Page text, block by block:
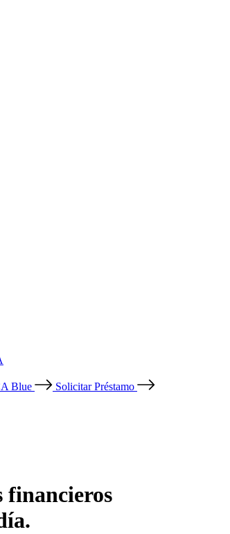
Blue
Solicitar Préstamo
financieros